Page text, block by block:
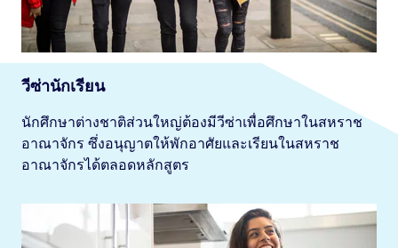
วีซ่านักเรียน
นักศึกษาต่างชาติส่วนใหญ่ต้องมีวีซ่าเพื่อศึกษาในสหราช
อาณาจักร ซึ่งอนุญาตให้พักอาศัยและเรียนในสหราช
อาณาจักรได้ตลอดหลักสูตร